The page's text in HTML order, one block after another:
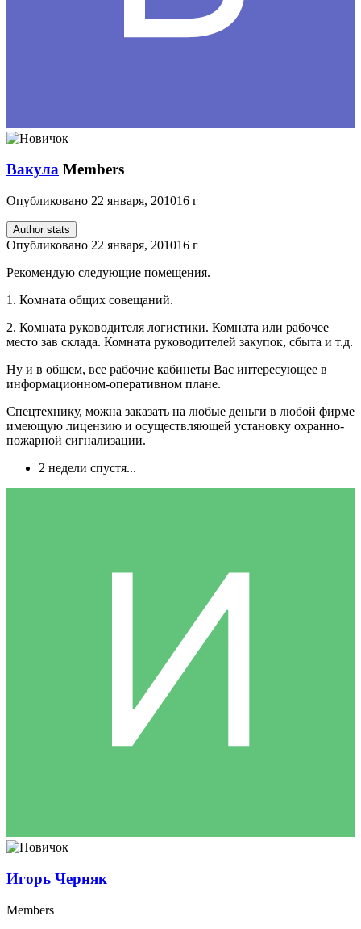
Вакула Members
Опубликовано 22 января, 201016 г
Author stats
Опубликовано 22 января, 201016 г
Рекомендую следующие помещения.
1. Комната общих совещаний.
2. Комната руководителя логистики. Комната или рабочее
место зав склада. Комната руководителей закупок, сбыта и т.д.
Ну и в общем, все рабочие кабинеты Вас интересующее в
информационном-оперативном плане.
Спецтехнику, можна заказать на любые деньги в любой фирме
имеющую лицензию и осуществляющей установку охранно-
пожарной сигнализации.
2 недели спустя...
Игорь Черняк
Members